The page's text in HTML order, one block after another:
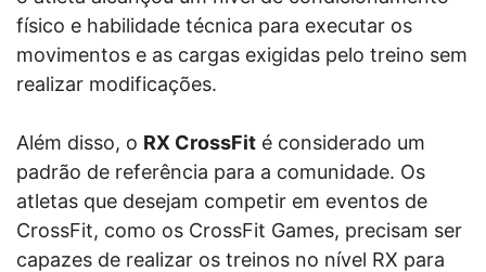
físico e habilidade técnica para executar os
movimentos e as cargas exigidas pelo treino sem
realizar modificações.
Além disso, o RX CrossFit é considerado um
padrão de referência para a comunidade. Os
atletas que desejam competir em eventos de
CrossFit, como os CrossFit Games, precisam ser
capazes de realizar os treinos no nível RX para